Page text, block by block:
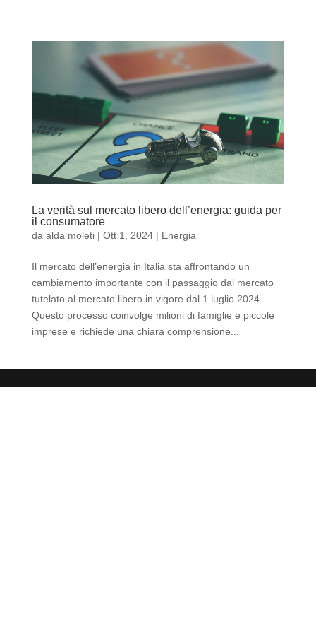
La verità sul mercato libero dell’energia: guida per
il consumatore
da alda moleti| Ott 1, 2024| Energia
Il mercato dell’energia in Italia sta affrontando un
cambiamento importante con il passaggio dal mercato
tutelato al mercato libero in vigore dal 1 luglio 2024.
Questo processo coinvolge milioni di famiglie e piccole
imprese e richiede una chiara comprensione...